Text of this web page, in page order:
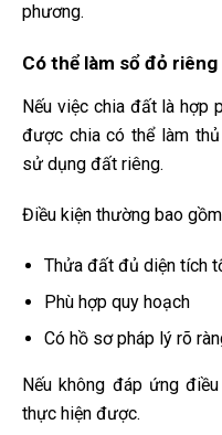
phương.
Có thể làm sổ đỏ
Nếu việc chia đất là hợp
được chia có thể làm
sử dụng đất riêng.
Điều kiện thường bao
Thửa đất đủ diện tích
Phù hợp quy hoạch
Có hồ sơ pháp lý rõ
Nếu không đáp ứng
thực hiện được.